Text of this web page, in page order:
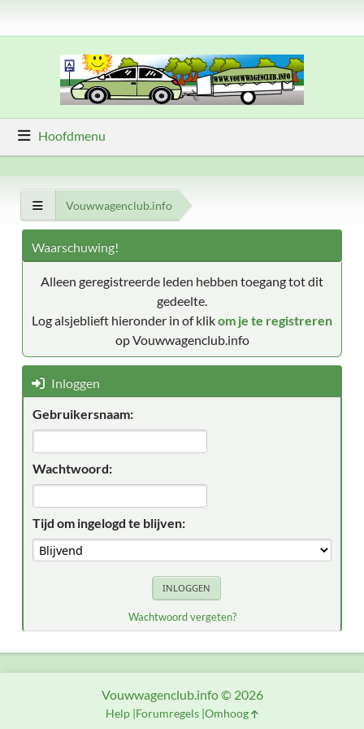
Hoofdmenu
Vouwwagenclub.info
Waarschuwing!
Alleen geregistreerde leden hebben toegang tot dit
gedeelte.
Log alsjeblieft hieronder in of klikom je te registreren
op Vouwwagenclub.info
Inloggen
Gebruikersnaam:
Wachtwoord:
Tijd om ingelogd te blijven:
Wachtwoord vergeten?
Vouwwagenclub.info © 2026
Help Forumregels Omhoog